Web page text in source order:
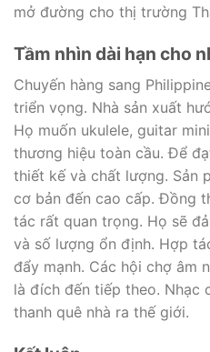
mở đường cho thị trường
Tầm nhìn dài hạn cho
Chuyến hàng sang
triển vọng. Nhà sản xuất
Họ muốn ukulele, guitar
thương hiệu toàn cầu. Để
thiết kế và chất lượng. Sản
cơ bản đến cao cấp. Đồng
tác rất quan trọng. Họ sẽ
và số lượng ổn định. Hợp
đẩy mạnh. Các hội chợ âm
là đích đến tiếp theo. Nhạc
thanh quê nhà ra thế giới.